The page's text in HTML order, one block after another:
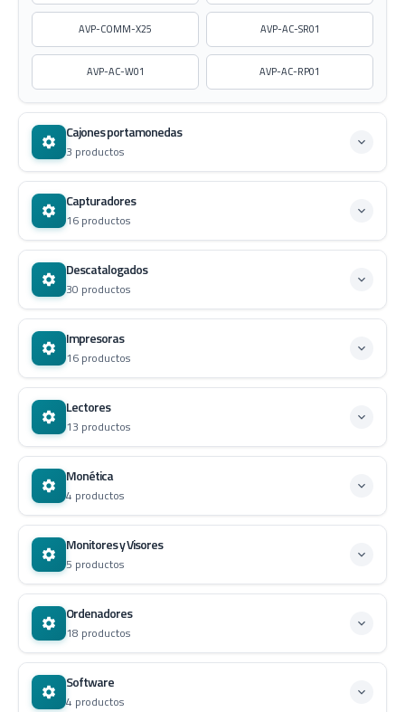
AVP-COMM-X25 AVP-AC-SR01
AVP-AC-W01 AVP-AC-RP01
Cajones portamonedas
3 productos
Capturadores
16 productos
Descatalogados
30 productos
Impresoras
16 productos
Lectores
13 productos
Monética
4 productos
Monitores y Visores
5 productos
Ordenadores
18 productos
Software
4 productos